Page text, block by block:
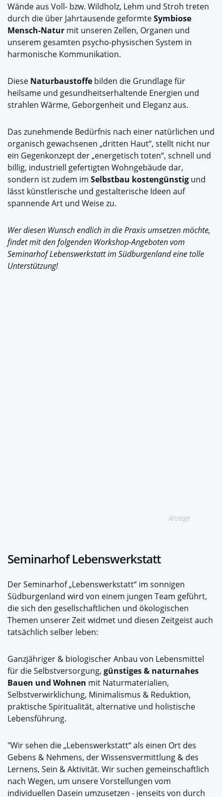
Wände aus Voll- bzw. Wildholz, Lehm und Stroh treten
durch die über Jahrtausende geformteSymbiose
Mensch-Natur mit unseren Zellen, Organen und
unserem gesamten psycho-physischen System in
harmonische Kommunikation.
Diese Naturbaustoffe bilden die Grundlage für
heilsame und gesundheitserhaltende Energien und
strahlen Wärme, Geborgenheit und Eleganz aus.
Das zunehmende Bedürfnis nach einer natürlichen und
organisch gewachsenen „dritten Haut“, stellt nicht nur
ein Gegenkonzept der „energetisch toten“, schnell und
billig, industriell gefertigten Wohngebäude dar,
sondern ist zudem im Selbstbau kostengünstig und
lässt künstlerische und gestalterische Ideen auf
spannende Art und Weise zu.
Wer diesen Wunsch endlich in die Praxis umsetzen möchte,
findet mit den folgenden Workshop-Angeboten vom
Seminarhof Lebenswerkstatt im Südburgenland eine tolle
Unterstützung!
Anzeige
Seminarhof Lebenswerkstatt
Der Seminarhof „Lebenswerkstatt“ im sonnigen
Südburgenland wird von einem jungen Team geführt,
die sich den gesellschaftlichen und ökologischen
Themen unserer Zeit widmet und diesen Zeitgeist auch
tatsächlich selber leben:
Ganzjähriger & biologischer Anbau von Lebensmittel
für die Selbstversorgung, günstiges & naturnahes
Bauen und Wohnen mit Naturmaterialien,
Selbstverwirklichung, Minimalismus & Reduktion,
praktische Spiritualität, alternative und holistische
Lebensführung.
"Wir sehen die „Lebenswerkstatt“ als einen Ort des
Gebens & Nehmens, der Wissensvermittlung & des
Lernens, Sein & Aktivität. Wir suchen gemeinschaftlich
nach Wegen, um unsere Vorstellungen vom
individuellen Dasein umzusetzen - jenseits von durch